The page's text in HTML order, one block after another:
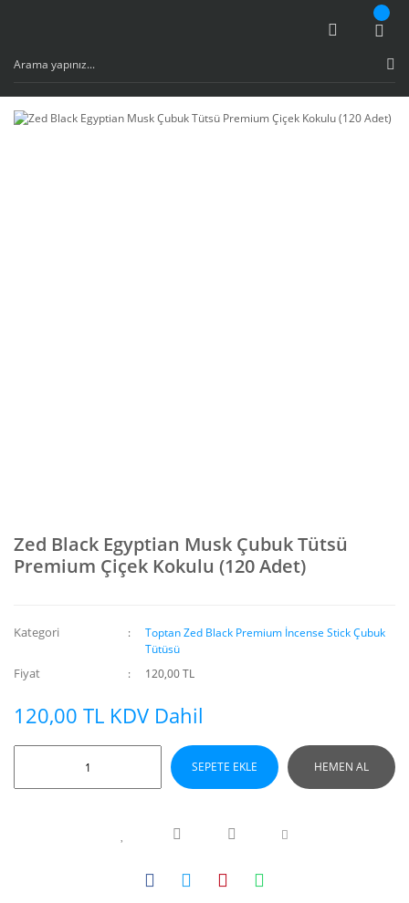
Zed Black Egyptian Musk Çubuk Tütsü
Premium Çiçek Kokulu (120 Adet)
Kategori
Toptan Zed Black Premium İncense Stick Çubuk
Tütüsü
Fiyat 120,00 TL
120,00 TL KDV Dahil
SEPETE EKLE HEMEN AL